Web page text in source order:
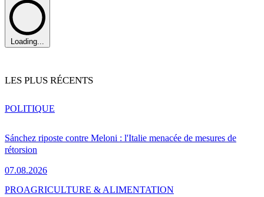
Loading...
LES PLUS RÉCENTS
Sánchez riposte contre Meloni : l'Italie menacée de mesures de
rétorsion
07.08.2026
POLITIQUE
PROAGRICULTURE & ALIMENTATION